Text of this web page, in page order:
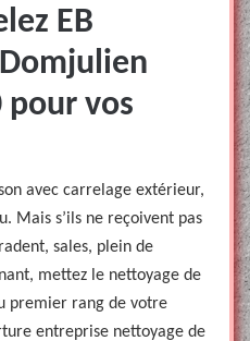
EB
pour vos
avec carrelage extérieur,
Mais s’ils ne reçoivent pas
sales, plein de
mettez le nettoyage de
premier rang de votre
entreprise nettoyage de